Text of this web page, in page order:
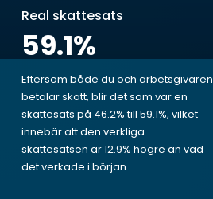
Real skattesats
59.1%
Eftersom både du och arbetsgivaren
betalar skatt, blir det som var en
skattesats på 46.2% till 59.1%, vilket
innebär att den verkliga
skattesatsen är 12.9% högre än vad
det verkade i början.